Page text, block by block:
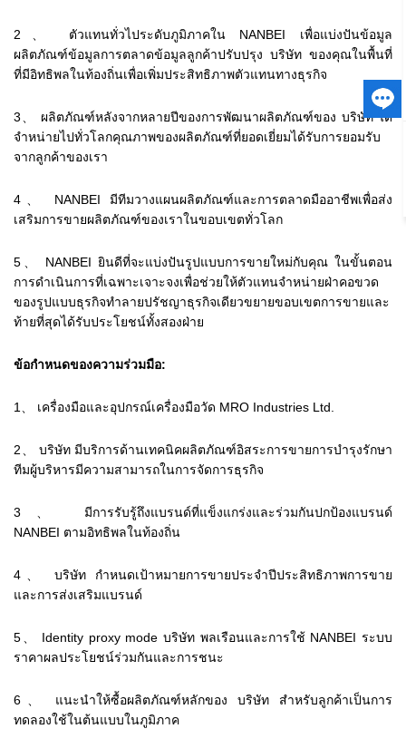
2、 ตัวแทนทั่วไประดับภูมิภาคใน NANBEI เพื่อแบ่งปันข้อมูล
ผลิตภัณฑ์ข้อมูลการตลาดข้อมูลลูกค้าปรับปรุง บริษัท ของคุณในพื้นที่
ที่มีอิทธิพลในท้องถิ่นเพื่อเพิ่มประสิทธิภาพตัวแทนทางธุรกิจ
3、 ผลิตภัณฑ์หลังจากหลายปีของการพัฒนาผลิตภัณฑ์ของ บริษัท ได้
จำหน่ายไปทั่วโลกคุณภาพของผลิตภัณฑ์ที่ยอดเยี่ยมได้รับการยอมรับ
จากลูกค้าของเรา
4、 NANBEI มีทีมวางแผนผลิตภัณฑ์และการตลาดมืออาชีพเพื่อส่ง
เสริมการขายผลิตภัณฑ์ของเราในขอบเขตทั่วโลก
5、 NANBEI ยินดีที่จะแบ่งปันรูปแบบการขายใหม่กับคุณ ในขั้นตอน
การดำเนินการที่เฉพาะเจาะจงเพื่อช่วยให้ตัวแทนจำหน่ายฝ่าคอขวด
ของรูปแบบธุรกิจทำลายปรัชญาธุรกิจเดียวขยายขอบเขตการขายและ
ท้ายที่สุดได้รับประโยชน์ทั้งสองฝ่าย
ข้อกำหนดของความร่วมมือ:
1、 เครื่องมือและอุปกรณ์เครื่องมือวัด MRO Industries Ltd.
2、 บริษัท มีบริการด้านเทคนิคผลิตภัณฑ์อิสระการขายการบำรุงรักษา
ทีมผู้บริหารมีความสามารถในการจัดการธุรกิจ
3、 มีการรับรู้ถึงแบรนด์ที่แข็งแกร่งและร่วมกันปกป้องแบรนด์
NANBEI ตามอิทธิพลในท้องถิ่น
4、 บริษัท กำหนดเป้าหมายการขายประจำปีประสิทธิภาพการขาย
และการส่งเสริมแบรนด์
5、 Identity proxy mode บริษัท พลเรือนและการใช้ NANBEI ระบบ
ราคาผลประโยชน์ร่วมกันและการชนะ
6、 แนะนำให้ซื้อผลิตภัณฑ์หลักของ บริษัท สำหรับลูกค้าเป็นการ
ทดลองใช้ในต้นแบบในภูมิภาค